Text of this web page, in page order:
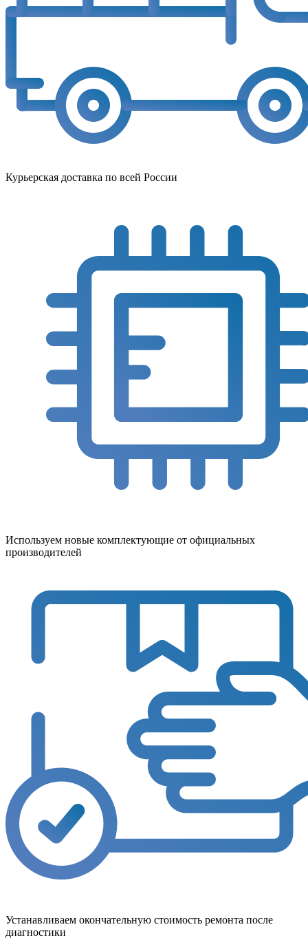
Курьерская доставка по всей России
Используем новые комплектующие от официальных
производителей
Устанавливаем окончательную стоимость ремонта после
диагностики